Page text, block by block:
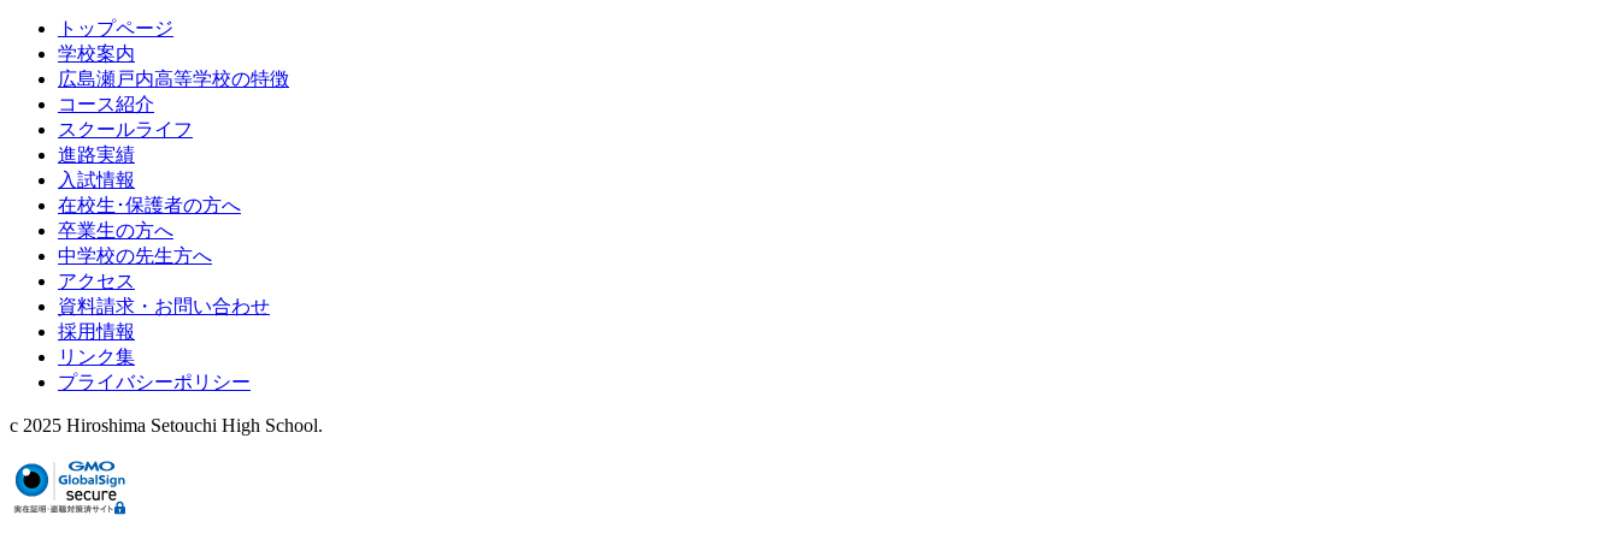
トップページ
学校案内
広島瀬戸内高等学校の特徴
コース紹介
スクールライフ
進路実績
入試情報
在校生･保護者の方へ
卒業生の方へ
中学校の先生方へ
アクセス
資料請求・お問い合わせ
採用情報
リンク集
プライバシーポリシー
c 2025 Hiroshima Setouchi High School.